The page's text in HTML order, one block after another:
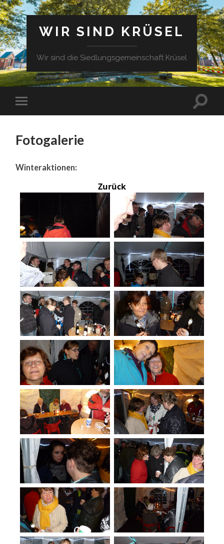
WIR SIND KRÜSEL
Wir sind die Siedlungsgemeinschaft Krüsel
Fotogalerie
Winteraktionen:
Zurück